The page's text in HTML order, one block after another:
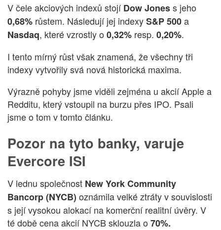
V čele akciových indexů stojíDow Joness jeho
0,68% růstem. Následují jej indexyS&P 500a
Nasdaq, které vzrostly o 0,32% resp. 0,20%.
I tento mírný růst však znamená, že všechny tři
indexy vytvořily svá nová historická maxima.
Výrazně pohyby jsme viděli zejména u akcií Apple a
Redditu, který vstoupil na burzu přes IPO. Psali
jsme o tom v tomto článku.
Pozor na tyto banky, varuje
Evercore ISI
V lednu společnost New York Community
Bancorp (NYCB) oznámila velké ztráty v souvislosti
s její vysokou alokací na komerční realitní úvěry. V
té době cena akcií NYCB sklouzla o 70%.